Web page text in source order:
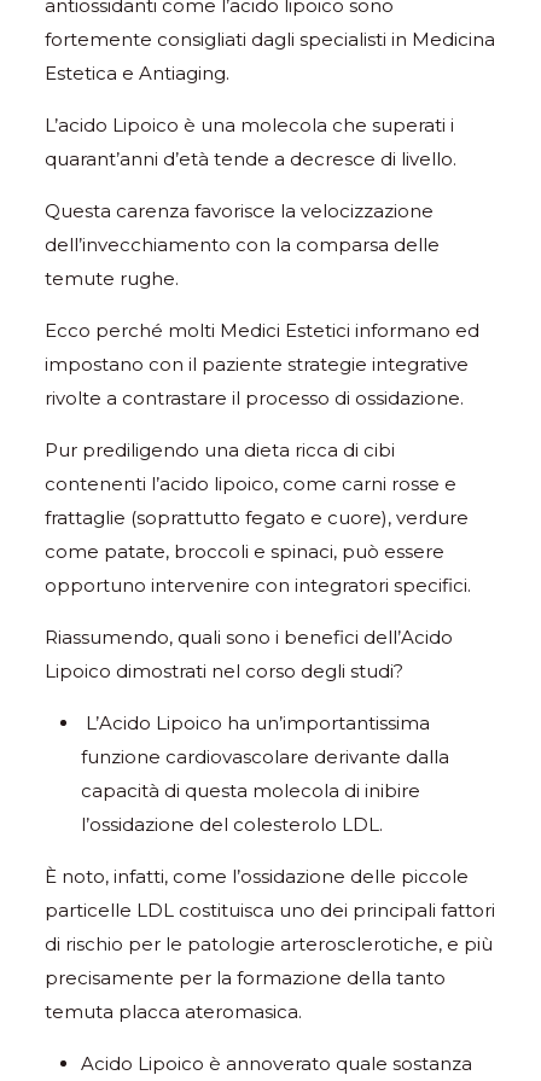
antiossidanti come l’acido lipoico sono
fortemente consigliati dagli specialisti in Medicina
Estetica e Antiaging.
L’acido Lipoico è una molecola che superati i
quarant’anni d’età tende a decresce di livello.
Questa carenza favorisce la velocizzazione
dell’invecchiamento con la comparsa delle
temute rughe.
Ecco perché molti Medici Estetici informano ed
impostano con il paziente strategie integrative
rivolte a contrastare il processo di ossidazione.
Pur prediligendo una dieta ricca di cibi
contenenti l’acido lipoico, come carni rosse e
frattaglie (soprattutto fegato e cuore), verdure
come patate, broccoli e spinaci, può essere
opportuno intervenire con integratori specifici.
Riassumendo, quali sono i benefici dell’Acido
Lipoico dimostrati nel corso degli studi?
L’Acido Lipoico ha un’importantissima
funzione cardiovascolare derivante dalla
capacità di questa molecola di inibire
l’ossidazione del colesterolo LDL.
È noto, infatti, come l’ossidazione delle piccole
particelle LDL costituisca uno dei principali fattori
di rischio per le patologie arterosclerotiche, e più
precisamente per la formazione della tanto
temuta placca ateromasica.
Acido Lipoico è annoverato quale sostanza